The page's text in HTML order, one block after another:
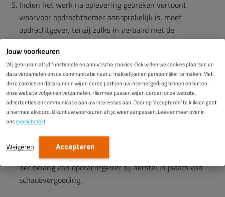
Jouw voorkeuren
Wij gebruiken altijd functionele en analytische cookies. Ook willen we cookies plaatsen en
data verzamelen om de communicatie naar u makkelijker en persoonlijker te maken. Met
deze cookies en data kunnen wij en derde partijen uw internetgedrag binnen en buiten
onze website volgen en verzamelen. Hiermee passen wij en derden onze website,
advertenties en communicatie aan uw interesses aan. Door op ‘accepteren’ te klikken gaat
u hiermee akkoord. U kunt uw voorkeuren altijd weer aanpassen. Lees er meer over in
onscookiebeleid.
Weigeren Accepteren
Indien het werk na oplevering gebreken vertoont
waarvoor opdrachtnemer aansprakelijk is, moet
opdrachtgever, tenzij zulks in verband met de
omstandigheden niet van hem kan worden gevergd, aan
opdrachtnemer de gelegenheid geven de gebreken
binnen een redelijke termijn weg te nemen,
onverminderd de aansprakelijkheid van opdrachtnemer
voor schade ten gevolge van de gebrekkige oplevering.
Eventuele kleine gebreken zullen geen reden zijn om het
werk niet te aanvaarden.
gebreken binnen redelijke termijn wegneemt, tenzij de
kosten van herstel in geen verhouding zouden staan tot
het belang van opdrachtgever bij herstel in plaats van
schadevergoeding.